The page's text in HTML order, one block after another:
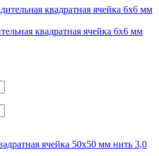
квадратная ячейка 6х6 мм